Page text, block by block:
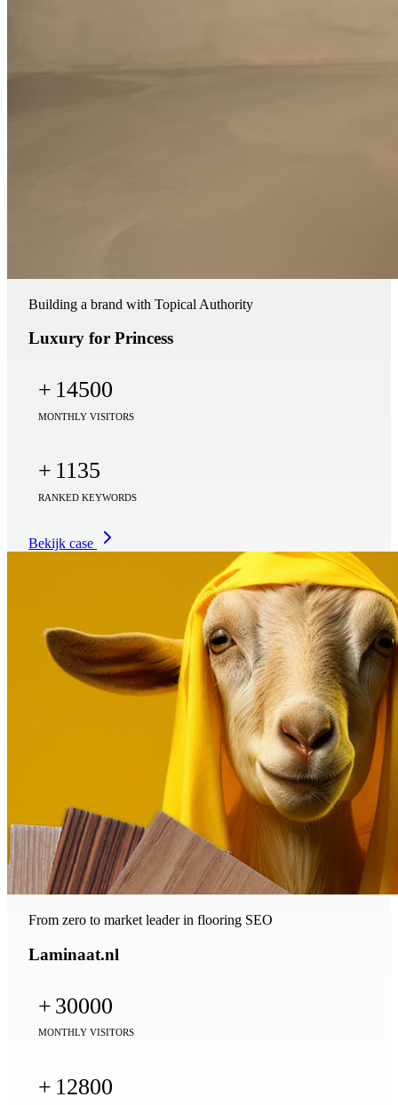
Building a brand with Topical Authority
Luxury for Princess
+ 14500
MONTHLY VISITORS
+ 1135
RANKED KEYWORDS
Bekijk case
From zero to market leader in flooring SEO
Laminaat.nl
+ 30000
MONTHLY VISITORS
+ 12800